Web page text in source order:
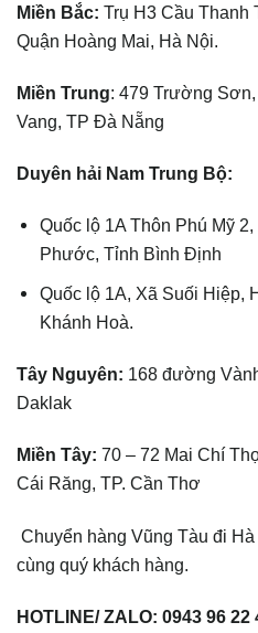
Miền Bắc: Trụ H3 Cầu Thanh
Quận Hoàng Mai, Hà Nội.
Miền Trung: 479 Trường
Vang, TP Đà Nẵng
Duyên hải Nam Trung Bộ:
Quốc lộ 1A Thôn Phú Mỹ
Phước, Tỉnh Bình Định
Quốc lộ 1A, Xã Suối Hiệp,
Khánh Hoà.
Tây Nguyên: 168 đường
Daklak
Miền Tây: 70 – 72 Mai Chí
Cái Răng, TP. Cần Thơ
Chuyển hàng Vũng Tàu đi
cùng quý khách hàng.
HOTLINE/ ZALO: 0943 96